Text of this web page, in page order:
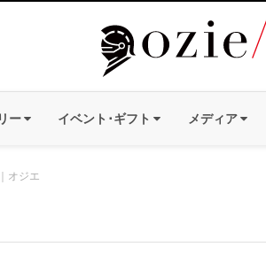
ー イベント･ギフト メディア
オジエ